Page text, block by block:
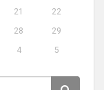
21
22
28
29
4 5